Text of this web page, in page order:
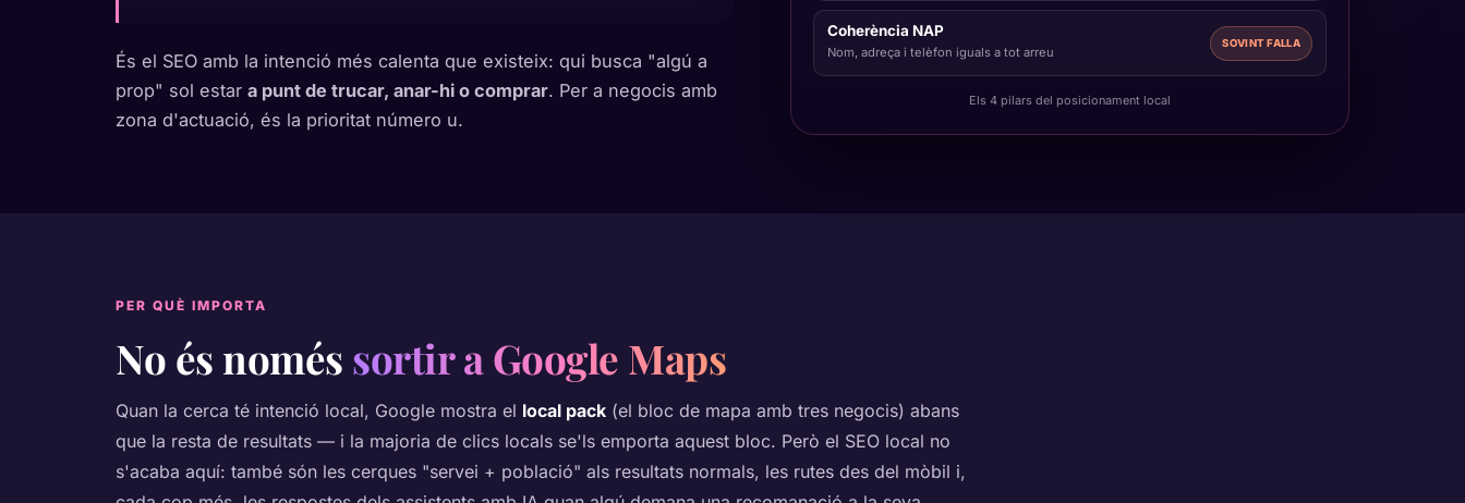
És el SEO amb la intenció més calenta que existeix: qui busca "algú a
prop" sol estar a punt de trucar, anar-hi o comprar. Per a negocis amb
zona d'actuació, és la prioritat número u.
Coherència NAP
Nom, adreça i telèfon iguals a tot arreu
SOVINT FALLA
Els 4 pilars del posicionament local
PER QUÈ IMPORTA
No és només sortir a Google Maps
Quan la cerca té intenció local, Google mostra el local pack (el bloc de mapa amb tres negocis) abans
que la resta de resultats — i la majoria de clics locals se'ls emporta aquest bloc. Però el SEO local no
s'acaba aquí: també són les cerques "servei + població" als resultats normals, les rutes des del mòbil i,